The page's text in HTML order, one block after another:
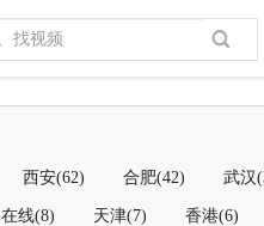
西安(62) 合肥(42) 武汉
在线(8) 天津(7) 香港(6)